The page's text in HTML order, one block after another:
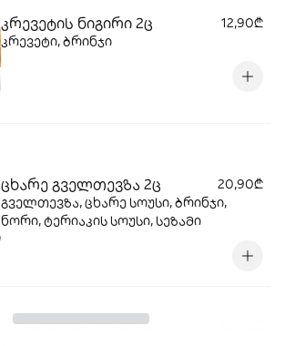
კრევეტის ნიგირი 2ც
12,90₾
კრევეტი, ბრინჯი
ცხარე გველთევზა 2ც
20,90₾
გველთევზა, ცხარე სოუსი, ბრინჯი,
ნორი, ტერიაკის სოუსი, სეზამი
ორაგულის ხიზილალა